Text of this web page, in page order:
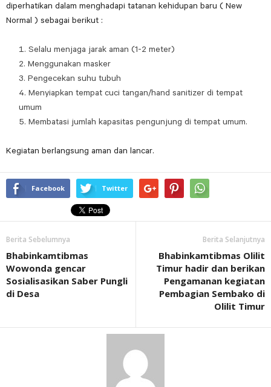
diperhatikan dalam menghadapi tatanan kehidupan baru ( New
Normal ) sebagai berikut :
Selalu menjaga jarak aman (1-2 meter)
Menggunakan masker
Pengecekan suhu tubuh
Menyiapkan tempat cuci tangan/hand sanitizer di tempat
umum
Membatasi jumlah kapasitas pengunjung di tempat umum.
Kegiatan berlangsung aman dan lancar.
Facebook Twitter
Berita Sebelumnya
Bhabinkamtibmas
Wowonda gencar
Sosialisasikan Saber Pungli
di Desa
Berita Selanjutnya
Bhabinkamtibmas Olilit
Timur hadir dan berikan
Pengamanan kegiatan
Pembagian Sembako di
Olilit Timur